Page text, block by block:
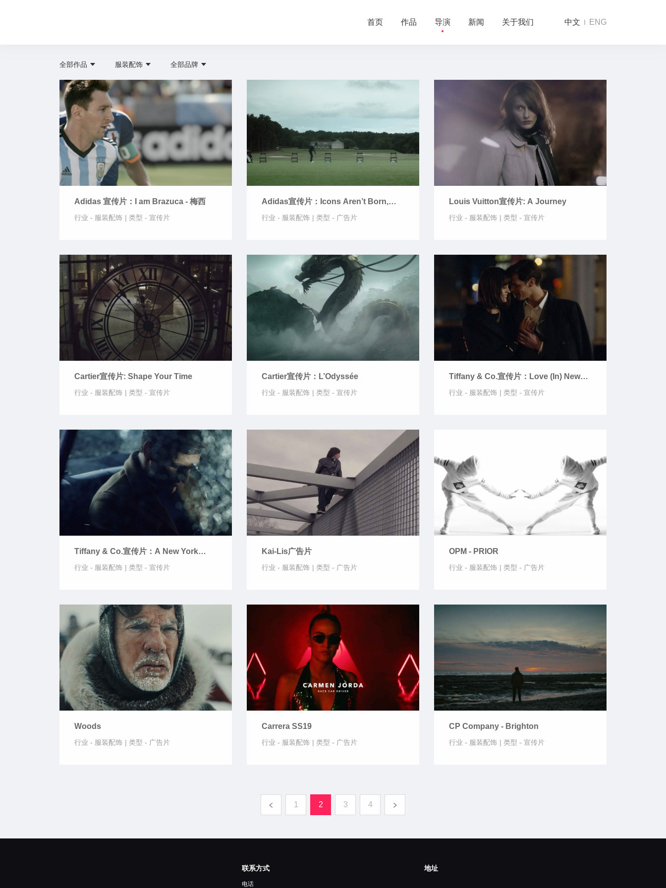
首页 作品 导演 新闻 关于我们 中文 ENG
全部作品 服装配饰 全部品牌
Adidas 宣传片：I am Brazuca - 梅西
行业 - 服装配饰 | 类型 - 宣传片
Adidas宣传片：Icons Aren’t Born,
they’er Crafted
行业 - 服装配饰 | 类型 - 广告片
Louis Vuitton宣传片: A Journey
行业 - 服装配饰 | 类型 - 宣传片
Cartier宣传片: Shape Your Time
行业 - 服装配饰 | 类型 - 宣传片
Cartier宣传片：L’Odyssée
行业 - 服装配饰 | 类型 - 宣传片
Tiffany & Co.宣传片：Love (In) New
York
行业 - 服装配饰 | 类型 - 宣传片
Tiffany & Co.宣传片：A New York
Minute
行业 - 服装配饰 | 类型 - 宣传片
Kai-Lis广告片
行业 - 服装配饰 | 类型 - 广告片
OPM - PRIOR
行业 - 服装配饰 | 类型 - 广告片
Woods
行业 - 服装配饰 | 类型 - 广告片
Carrera SS19
行业 - 服装配饰 | 类型 - 广告片
CP Company - Brighton
行业 - 服装配饰 | 类型 - 宣传片
1 2 3 4
联系方式
电话
地址